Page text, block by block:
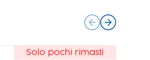
Solo pochi rimasti